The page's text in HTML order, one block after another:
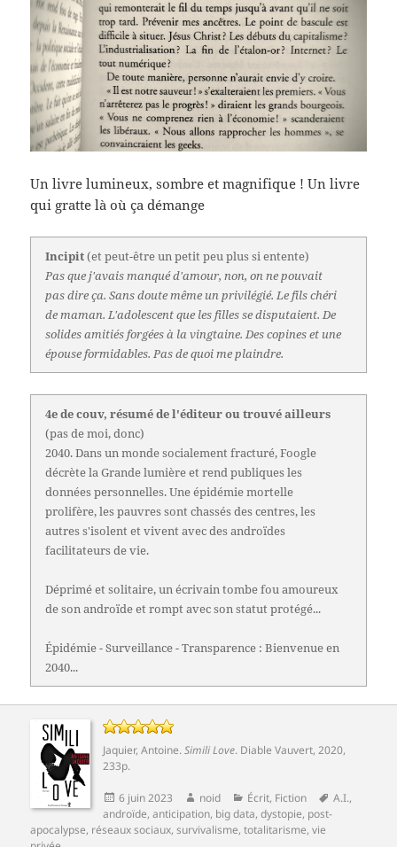
Un livre lumineux, sombre et magnifique ! Un livre
qui gratte là où ça démange
Incipit(et peut-être un petit peu plus si entente)
Pas que j'avais manqué d'amour, non, on ne pouvait
pas dire ça. Sans doute même un privilégié. Le fils chéri
de maman. L'adolescent que les filles se disputaient. De
solides amitiés forgées à la vingtaine. Des copines et une
épouse formidables. Pas de quoi me plaindre.
4e de couv, résumé de l'éditeur ou trouvé ailleurs
(pas de moi, donc)
2040. Dans un monde socialement fracturé, Foogle
décrète la Grande lumière et rend publiques les
données personnelles. Une épidémie mortelle
prolifère, les pauvres sont chassés des centres, les
autres s'isolent et vivent avec des androïdes
facilitateurs de vie.
Déprimé et solitaire, un écrivain tombe fou amoureux
de son androïde et rompt avec son statut protégé...
Épidémie - Surveillance - Transparence : Bienvenue en
2040...
Jaquier, Antoine.Simili Love. Diable Vauvert, 2020,
233p.
Publié
le
6 juin 2023 Auteur
noid Catégories
Écrit, Fiction
Mots-
clés
A.I.,
androïde, anticipation, big data, dystopie, post-
apocalypse, réseaux sociaux,survivalisme,totalitarisme,vie